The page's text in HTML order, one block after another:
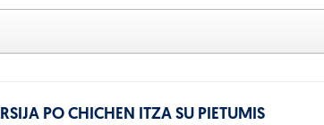
PO CHICHEN ITZA SU PIETUMIS